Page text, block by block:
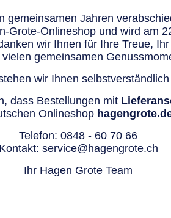
gemeinsamen Jahren
Grote-Onlineshop und wird am
wir Ihnen für Ihre Treue,
vielen gemeinsamen
wir Ihnen
dass Bestellungen mit
Onlineshop
Telefon: 0848 - 60 70 66
Kontakt: service@hagengrote.ch
Ihr Hagen Grote Team